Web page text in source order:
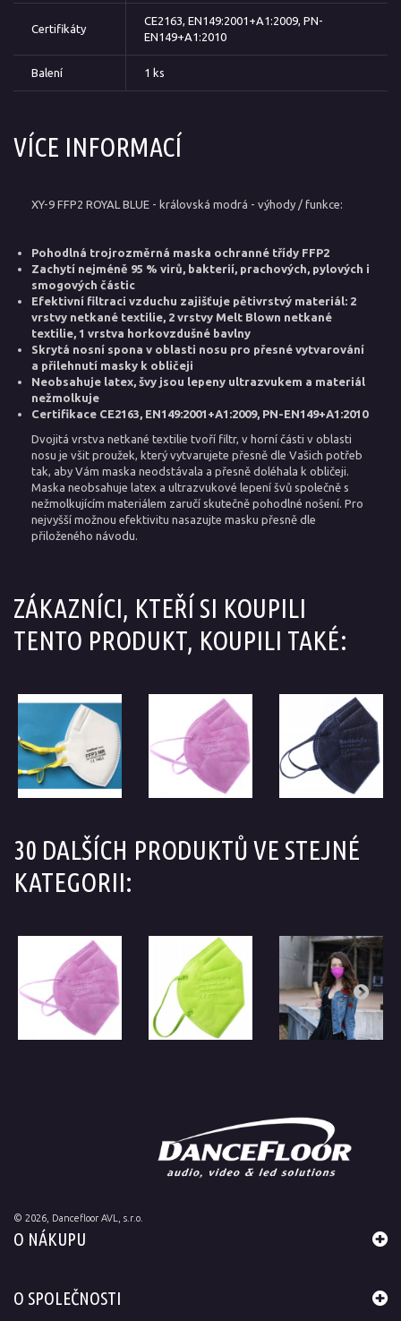
Certifikáty
CE2163, EN149:2001+A1:2009, PN-
EN149+A1:2010
Balení 1 ks
VÍCE INFORMACÍ
XY-9 FFP2 ROYAL BLUE - královská modrá - výhody / funkce:
Pohodlná trojrozměrná maska ochranné třídy FFP2
Zachytí nejméně 95 % virů, bakterií, prachových, pylových i
smogových částic
Efektivní filtraci vzduchu zajišťuje pětivrstvý materiál: 2
vrstvy netkané textilie, 2 vrstvy Melt Blown netkané
textilie, 1 vrstva horkovzdušné bavlny
Skrytá nosní spona v oblasti nosu pro přesné vytvarování
a přilehnutí masky k obličeji
Neobsahuje latex, švy jsou lepeny ultrazvukem a materiál
nežmolkuje
Certifikace CE2163, EN149:2001+A1:2009, PN-EN149+A1:2010
Dvojitá vrstva netkané textilie tvoří filtr, v horní části v oblasti
nosu je všit proužek, který vytvarujete přesně dle Vašich potřeb
tak, aby Vám maska neodstávala a přesně doléhala k obličeji.
Maska neobsahuje latex a ultrazvukové lepení švů společně s
nežmolkujícím materiálem zaručí skutečně pohodlné nošení. Pro
nejvyšší možnou efektivitu nasazujte masku přesně dle
přiloženého návodu.
ZÁKAZNÍCI, KTEŘÍ SI KOUPILI
TENTO PRODUKT, KOUPILI TAKÉ:
30 DALŠÍCH PRODUKTŮ VE STEJNÉ
KATEGORII:
© 2026 , Dancefloor AVL, s.r.o.
O NÁKUPU
O SPOLEČNOSTI